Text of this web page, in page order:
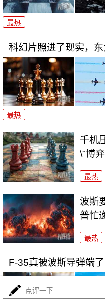
最热
科幻片照进了现实，东
最热
千机
\"博
最热
波斯
普忙
最热
F-35真被波斯导弹端
点评一下